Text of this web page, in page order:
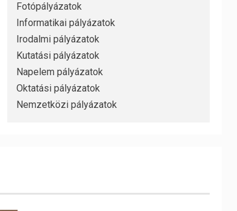
Fotópályázatok
Informatikai pályázatok
Irodalmi pályázatok
Kutatási pályázatok
Napelem pályázatok
Oktatási pályázatok
Nemzetközi pályázatok